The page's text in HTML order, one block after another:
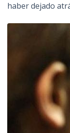
haber dejado